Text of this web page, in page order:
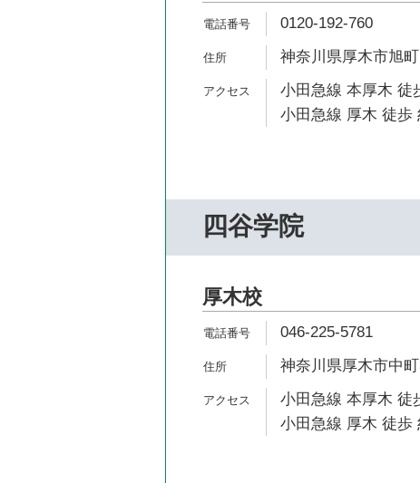
0120-192-760
神奈川県厚木市旭
小田急線 本厚木 徒
小田急線 厚木 徒歩
四谷学院
厚木校
046-225-5781
神奈川県厚木市中
小田急線 本厚木 徒
小田急線 厚木 徒歩